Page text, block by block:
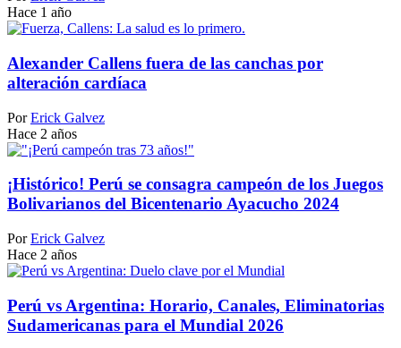
Hace 1 año
Alexander Callens fuera de las canchas por
alteración cardíaca
Por Erick Galvez
Hace 2 años
¡Histórico! Perú se consagra campeón de los Juegos
Bolivarianos del Bicentenario Ayacucho 2024
Por Erick Galvez
Hace 2 años
Perú vs Argentina: Horario, Canales, Eliminatorias
Sudamericanas para el Mundial 2026